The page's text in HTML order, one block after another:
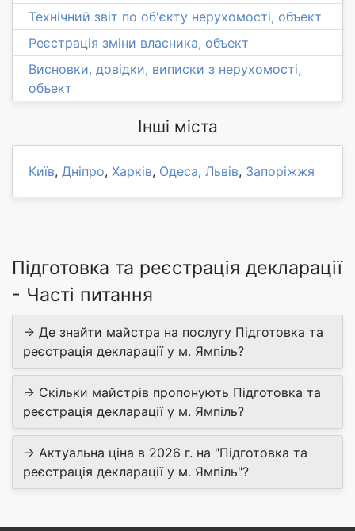
Технічний звіт по об'єкту нерухомості, объект
Реєстрація зміни власника, объект
Висновки, довідки, виписки з нерухомості,
объект
Інші міста
Київ, Дніпро, Харків, Одеса, Львів, Запоріжжя
Підготовка та реєстрація декларації
- Часті питання
→ Де знайти майстра на послугу Підготовка та
реєстрація декларації у м. Ямпіль?
→ Скільки майстрів пропонують Підготовка та
реєстрація декларації у м. Ямпіль?
→ Актуальна ціна в 2026 г. на "Підготовка та
реєстрація декларації у м. Ямпіль"?